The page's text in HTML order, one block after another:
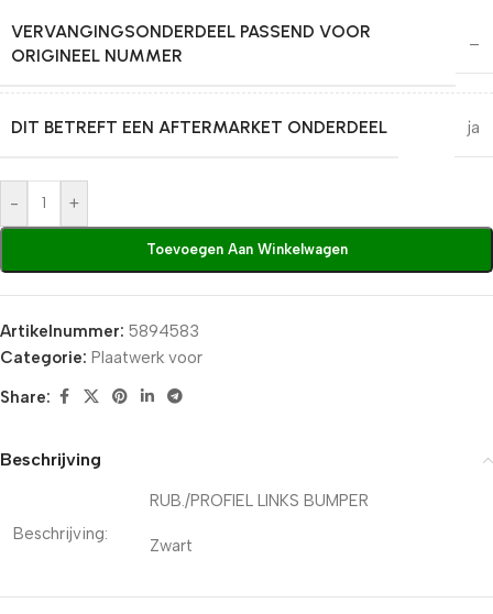
VERVANGINGSONDERDEEL PASSEND VOOR
ORIGINEEL NUMMER
–
DIT BETREFT EEN AFTERMARKET ONDERDEEL ja
- +
Toevoegen Aan Winkelwagen
Artikelnummer: 5894583
Categorie: Plaatwerk voor
Share:
Beschrijving
Beschrijving:
RUB./PROFIEL LINKS BUMPER
Zwart